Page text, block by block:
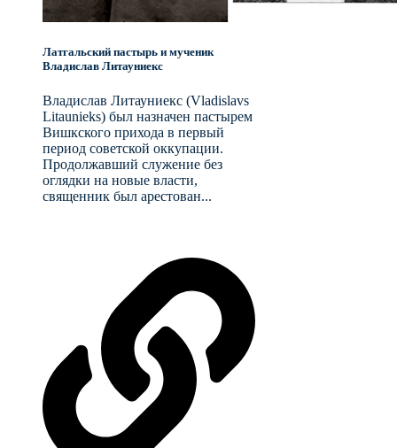
Латгальский пастырь и мученик
Владислав Литауниекс
Владислав Литауниекс (Vladislavs
Litaunieks) был назначен пастырем
Вишкского прихода в первый
период советской оккупации.
Продолжавший служение без
оглядки на новые власти,
священник был арестован...